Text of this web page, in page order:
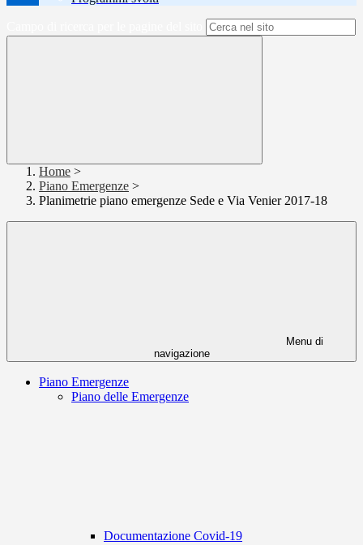
Home >
Piano Emergenze >
Planimetrie piano emergenze Sede e Via Venier 2017-18
Menu di
navigazione
Piano Emergenze
Piano delle Emergenze
Documentazione Covid-19